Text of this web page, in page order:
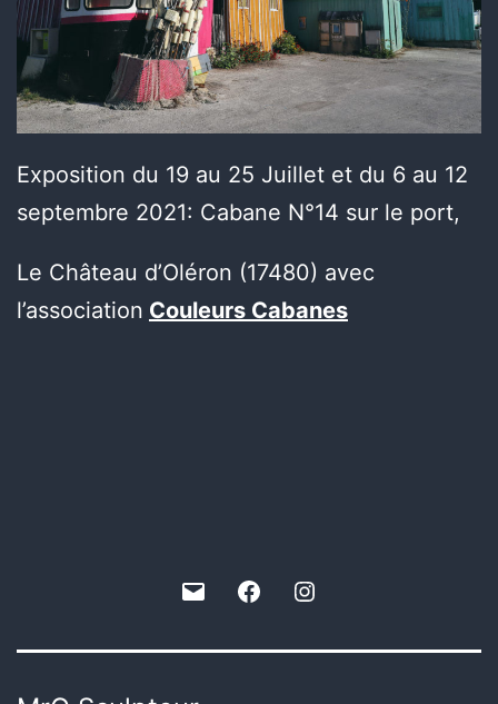
Exposition du 19 au 25 Juillet et du 6 au 12
septembre 2021: Cabane N°14 sur le port,
Le Château d’Oléron (17480) avec
l’association Couleurs Cabanes
Facebook